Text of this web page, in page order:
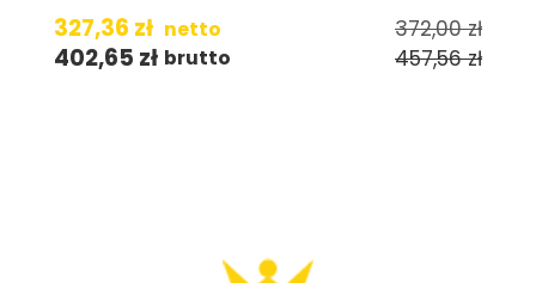
327,36 zł netto 372,00zł
402,65 zł brutto 457,56zł